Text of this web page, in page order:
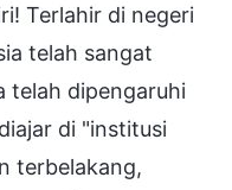
Terlahir di negeri
telah sangat
telah dipengaruhi
di "institusi
terbelakang,